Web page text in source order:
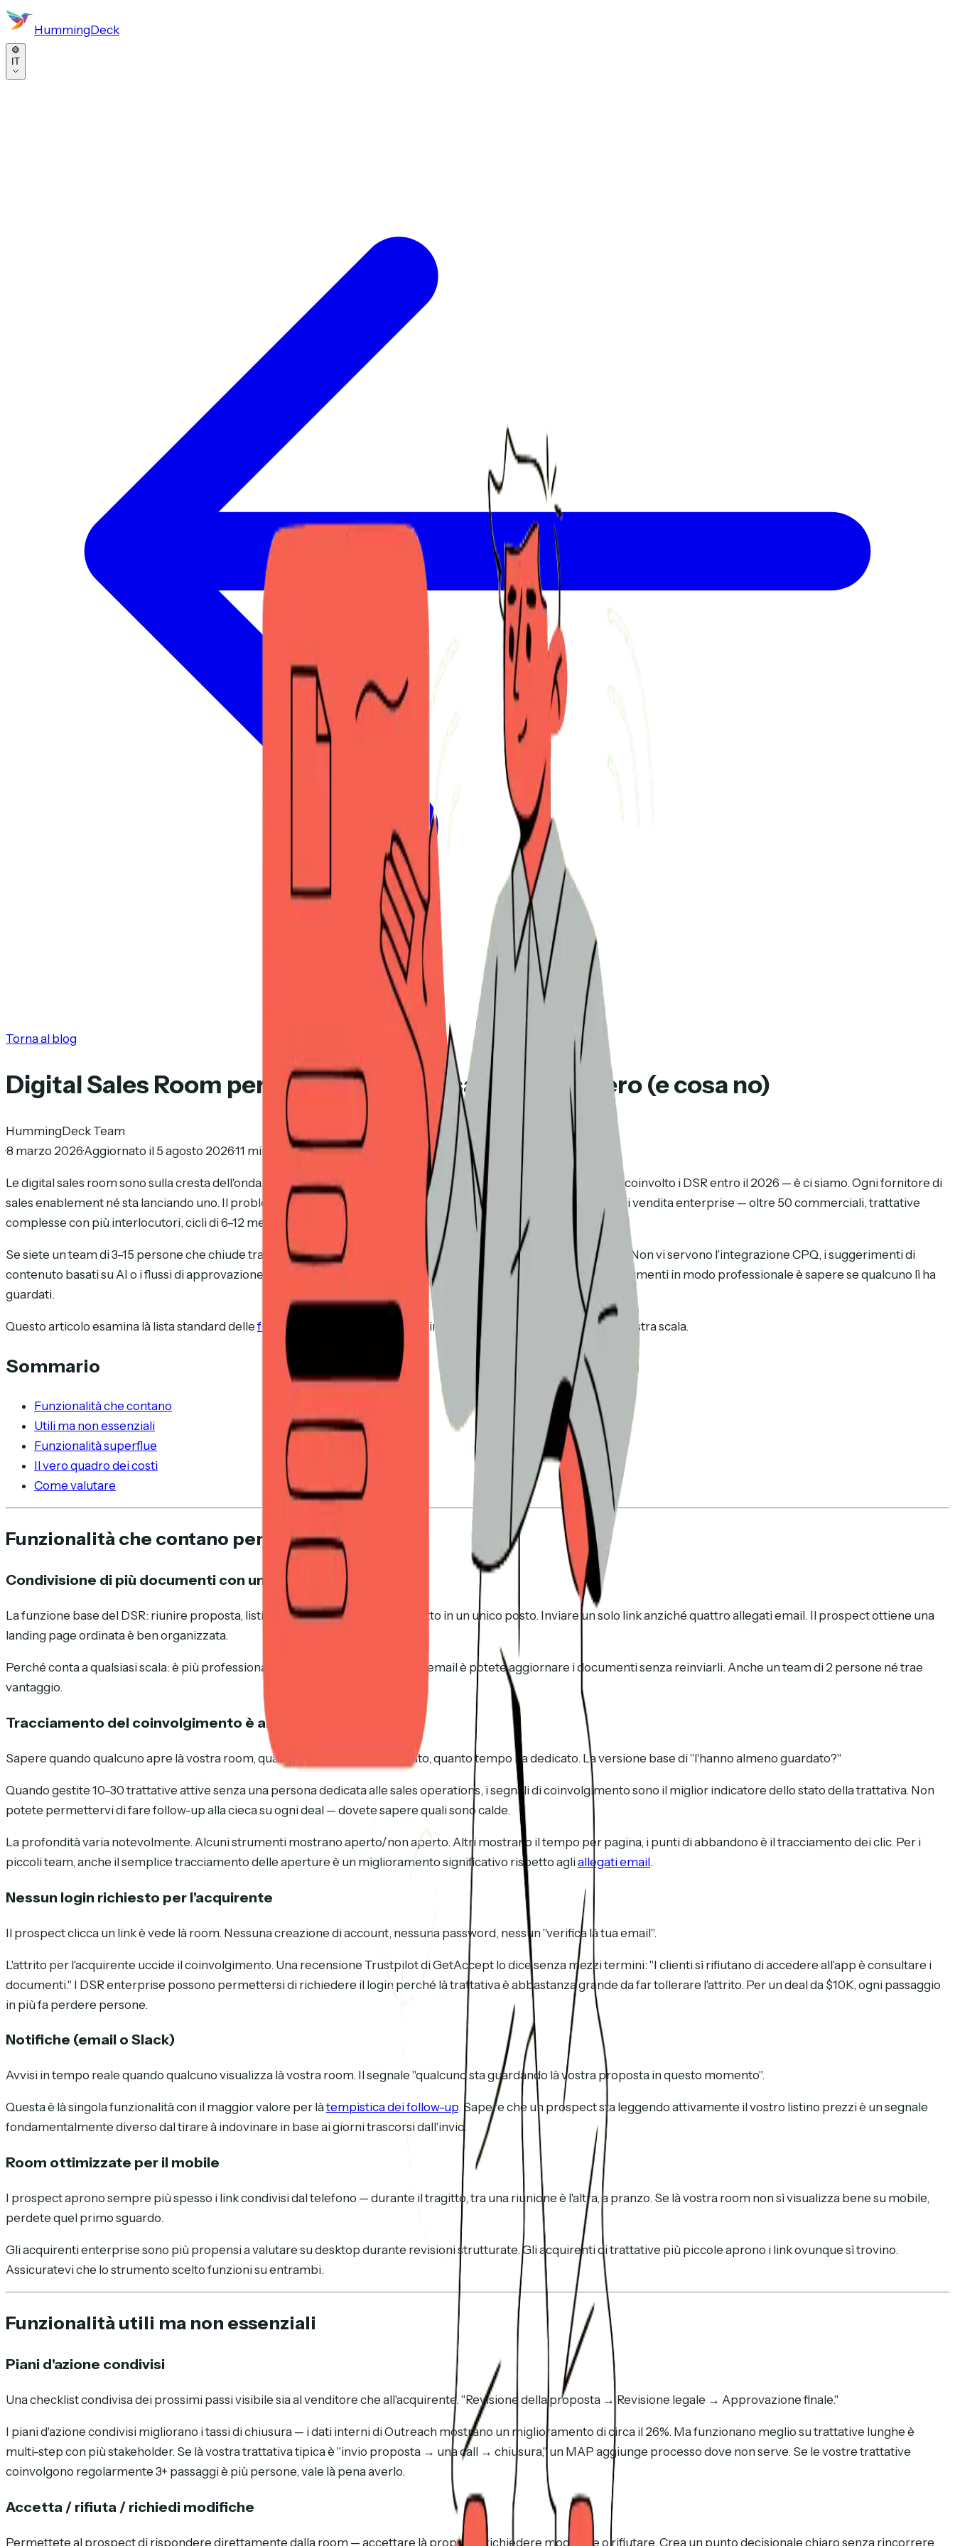
HummingDeck
IT
Torna al blog
Digital Sales Room per piccoli team: cosa serve davvero (e cosa no)
HummingDeck Team
·8 marzo 2026·Aggiornato il 5 agosto 2026·11 min di lettura
Le digital sales room sono sulla cresta dell'onda. Gartner aveva previsto che il 30% dei cicli di vendita B2B avrebbe coinvolto i DSR entro il 2026 — è ci siamo. Ogni fornitore di
sales enablement né sta lanciando uno. Il problema: là maggior parte della categoria è stata progettata per team di vendita enterprise — oltre 50 commerciali, trattative
complesse con più interlocutori, cicli di 6–12 mesi, contratti a sei è sette cifre.
Se siete un team di 3–15 persone che chiude trattative da $5K–$100K, il manuale dei DSR enterprise non fa per voi. Non vi servono l'integrazione CPQ, i suggerimenti di
contenuto basati su AI o i flussi di approvazione. Ma probabilmente avete bisogno di un modo per condividere documenti in modo professionale è sapere se qualcuno lì ha
guardati.
Questo articolo esamina là lista standard delle funzionalità dei DSR è le ordina in base a ciò che conta davvero alla vostra scala.
Sommario
Funzionalità che contano
Utili ma non essenziali
Funzionalità superflue
Il vero quadro dei costi
Come valutare
Funzionalità che contano per i piccoli team
Condivisione di più documenti con un unico link
La funzione base del DSR: riunire proposta, listino prezzi, case study è contratto in un unico posto. Inviare un solo link anziché quattro allegati email. Il prospect ottiene una
landing page ordinata è ben organizzata.
Perché conta a qualsiasi scala: è più professionale, nulla sì perde nei thread di email è potete aggiornare i documenti senza reinviarli. Anche un team di 2 persone né trae
vantaggio.
Tracciamento del coinvolgimento è analisi dei documenti
Sapere quando qualcuno apre là vostra room, quali documenti ha visualizzato, quanto tempo ha dedicato. La versione base di "l'hanno almeno guardato?"
Quando gestite 10–30 trattative attive senza una persona dedicata alle sales operations, i segnali di coinvolgimento sono il miglior indicatore dello stato della trattativa. Non
potete permettervi di fare follow-up alla cieca su ogni deal — dovete sapere quali sono calde.
La profondità varia notevolmente. Alcuni strumenti mostrano aperto/non aperto. Altri mostrano il tempo per pagina, i punti di abbandono è il tracciamento dei clic. Per i
piccoli team, anche il semplice tracciamento delle aperture è un miglioramento significativo rispetto agliallegati email.
Nessun login richiesto per l'acquirente
Il prospect clicca un link è vede là room. Nessuna creazione di account, nessuna password, nessun "verifica là tua email".
L'attrito per l'acquirente uccide il coinvolgimento. Una recensione Trustpilot di GetAccept lo dice senza mezzi termini: "I clienti sì rifiutano di accedere all'app è consultare i
documenti." I DSR enterprise possono permettersi di richiedere il login perché là trattativa è abbastanza grande da far tollerare l'attrito. Per un deal da $10K, ogni passaggio
in più fa perdere persone.
Notifiche (email o Slack)
Avvisi in tempo reale quando qualcuno visualizza là vostra room. Il segnale "qualcuno sta guardando là vostra proposta in questo momento".
Questa è là singola funzionalità con il maggior valore per làtempistica dei follow-up. Sapere che un prospect sta leggendo attivamente il vostro listino prezzi è un segnale
fondamentalmente diverso dal tirare à indovinare in base ai giorni trascorsi dall'invio.
Room ottimizzate per il mobile
I prospect aprono sempre più spesso i link condivisi dal telefono — durante il tragitto, tra una riunione è l'altra, a pranzo. Se là vostra room non sì visualizza bene su mobile,
perdete quel primo sguardo.
Gli acquirenti enterprise sono più propensi a valutare su desktop durante revisioni strutturate. Gli acquirenti di trattative più piccole aprono i link ovunque sì trovino.
Assicuratevi che lo strumento scelto funzioni su entrambi.
Funzionalità utili ma non essenziali
Piani d'azione condivisi
Una checklist condivisa dei prossimi passi visibile sia al venditore che all'acquirente. "Revisione della proposta → Revisione legale → Approvazione finale."
I piani d'azione condivisi migliorano i tassi di chiusura — i dati interni di Outreach mostrano un miglioramento di circa il 26%. Ma funzionano meglio su trattative lunghe è
multi-step con più stakeholder. Se là vostra trattativa tipica è "invio proposta → una call → chiusura," un MAP aggiunge processo dove non serve. Se le vostre trattative
coinvolgono regolarmente 3+ passaggi è più persone, vale là pena averlo.
Accetta / rifiuta / richiedi modifiche
Permettete al prospect di rispondere direttamente dalla room — accettare là proposta, richiedere modifiche o rifiutare. Crea un punto decisionale chiaro senza rincorrere